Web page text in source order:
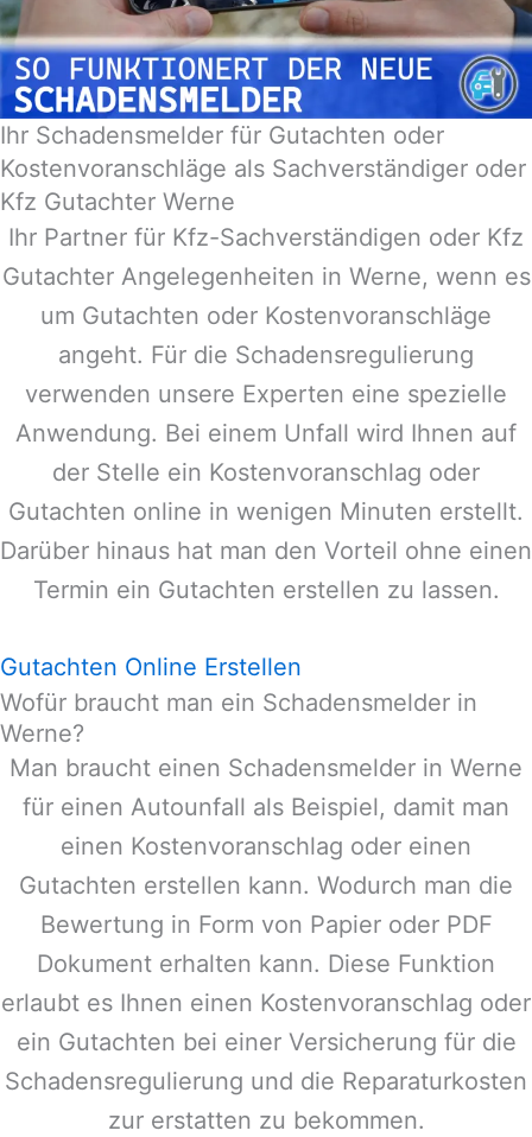
Ihr Schadensmelder für Gutachten oder
Kostenvoranschläge als Sachverständiger oder
Kfz Gutachter Werne
Ihr Partner für Kfz-Sachverständigen oder Kfz
Gutachter Angelegenheiten in Werne, wenn es
um Gutachten oder Kostenvoranschläge
angeht. Für die Schadensregulierung
verwenden unsere Experten eine spezielle
Anwendung. Bei einem Unfall wird Ihnen auf
der Stelle ein Kostenvoranschlag oder
Gutachten online in wenigen Minuten erstellt.
Darüber hinaus hat man den Vorteil ohne einen
Termin ein Gutachten erstellen zu lassen.
Gutachten Online Erstellen
Wofür braucht man ein Schadensmelder in
Werne?
Man braucht einen Schadensmelder in Werne
für einen Autounfall als Beispiel, damit man
einen Kostenvoranschlag oder einen
Gutachten erstellen kann. Wodurch man die
Bewertung in Form von Papier oder PDF
Dokument erhalten kann. Diese Funktion
erlaubt es Ihnen einen Kostenvoranschlag oder
ein Gutachten bei einer Versicherung für die
Schadensregulierung und die Reparaturkosten
zur erstatten zu bekommen.